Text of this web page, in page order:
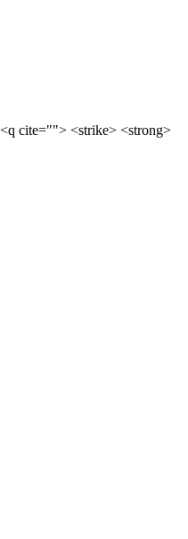
cite=""> <strike> <strong>